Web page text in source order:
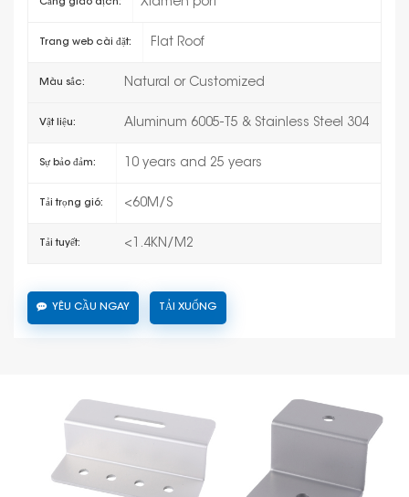
Cảng giao dịch: Xiamen port
Trang web cài đặt: Flat Roof
Màu sắc: Natural or Customized
Vật liệu: Aluminum 6005-T5 & Stainless Steel 304
Sự bảo đảm: 10 years and 25 years
Tải trọng gió: <60M/S
Tải tuyết: <1.4KN/M2
YÊU CẦU NGAY TẢI XUỐNG